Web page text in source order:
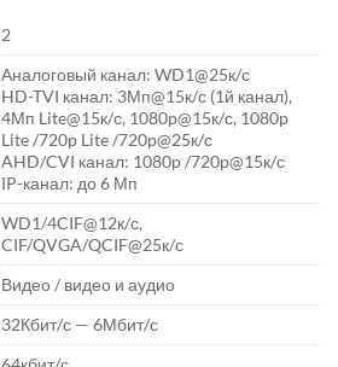
2
Аналоговый канал: WD1@25к/с
HD-TVI канал: 3Мп@15к/с (1й канал),
4Мп Lite@15к/с, 1080p@15к/с, 1080p
Lite /720p Lite /720p@25к/с
AHD/CVI канал: 1080p /720p@15к/с
IP-канал: до 6 Мп
WD1/4CIF@12к/с,
CIF/QVGA/QCIF@25к/с
Видео / видео и аудио
32Кбит/с — 6Мбит/с